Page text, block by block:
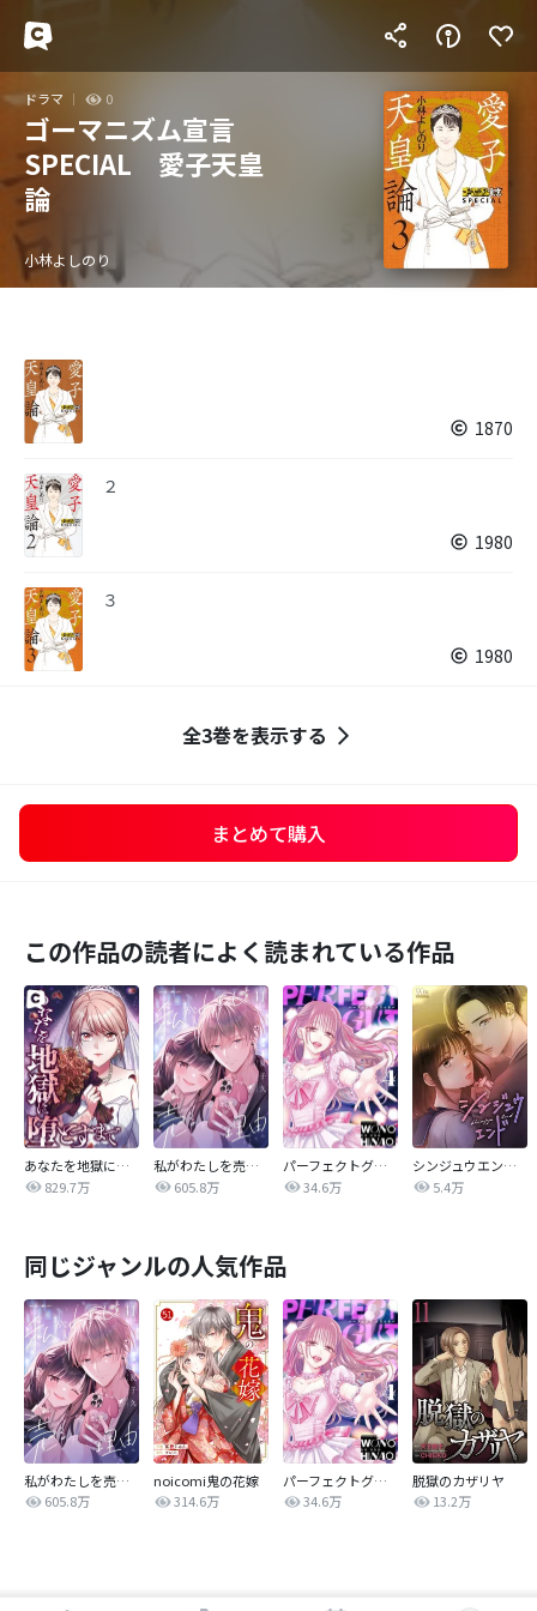
ドラマ 0
ゴーマニズム宣言
SPECIAL 愛子天皇
論
小林よしのり
1870
２
1980
３
1980
全3巻を表示する
まとめて購入
この作品の読者によく読まれている作品
あなたを地獄に堕とすまで
829.7万
私がわたしを売る理由
605.8万
パーフェクトグリッター
34.6万
シンジュウエンド【タテヨミ】
5.4万
同じジャンルの人気作品
私がわたしを売る理由
605.8万
noicomi鬼の花嫁
314.6万
パーフェクトグリッター
34.6万
脱獄のカザリヤ
13.2万